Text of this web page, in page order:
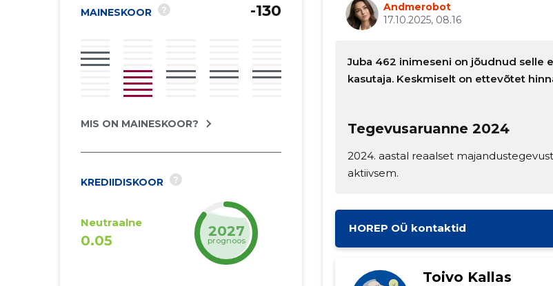
MAINESKOOR ? -130
MIS ON MAINESKOOR?
KREDIIDISKOOR ?
Neutraalne
0.05
2027
prognoos
Andmerobot
17.10.2025, 08.16
Juba 462 inimeseni on jõudnud selle
kasutaja. Keskmiselt on ettevõtet
Tegevusaruanne 2024
2024. aastal reaalset
aktiivsem.
HOREP OÜ kontaktid
Toivo Kallas